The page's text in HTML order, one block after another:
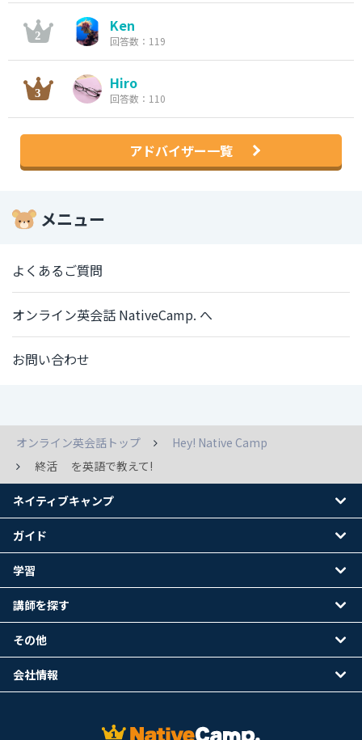
Ken
回答数：119
Hiro
回答数：110
アドバイザー一覧
メニュー
よくあるご質問
オンライン英会話 NativeCamp. へ
お問い合わせ
オンライン英会話トップ
Hey! Native Camp
終活 を英語で教えて!
ネイティブキャンプ
ガイド
学習
講師を探す
その他
会社情報